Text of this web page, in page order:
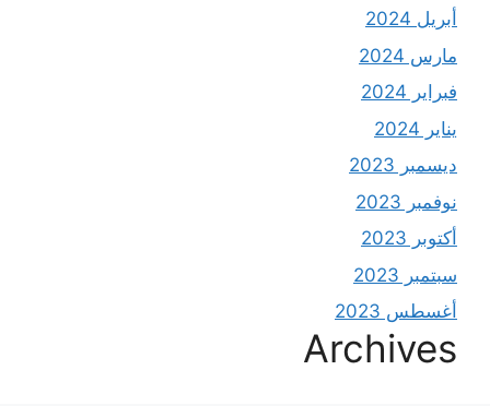
أبريل 2024
مارس 2024
فبراير 2024
يناير 2024
ديسمبر 2023
نوفمبر 2023
أكتوبر 2023
سبتمبر 2023
أغسطس 2023
Archives